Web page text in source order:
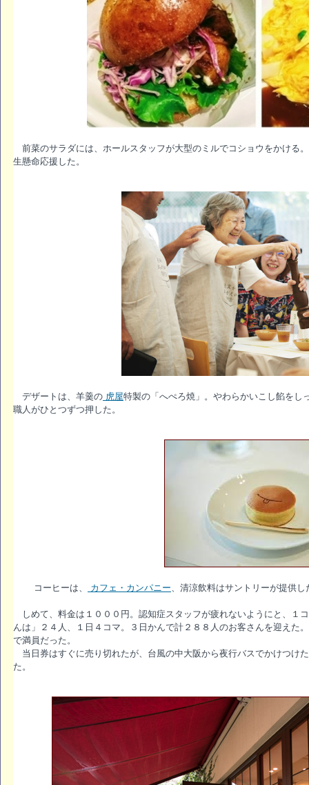
前菜のサラダには、ホールスタッフが大型のミルでコショウをかける
生懸命応援した。
デザートは、羊羹の 虎屋特製の「へぺろ焼」。やわらかいこし餡をし
職人がひとつずつ押した。
コーヒーは、 カフェ・カンパニー、清涼飲料はサントリーが提供し
しめて、料金は１０００円。認知症スタッフが疲れないようにと、１
んは」２４人、１日４コマ。３日かんで計２８８人のお客さんを迎えた
で満員だった。
当日券はすぐに売り切れたが、台風の中大阪から夜行バスでかけつけ
た。